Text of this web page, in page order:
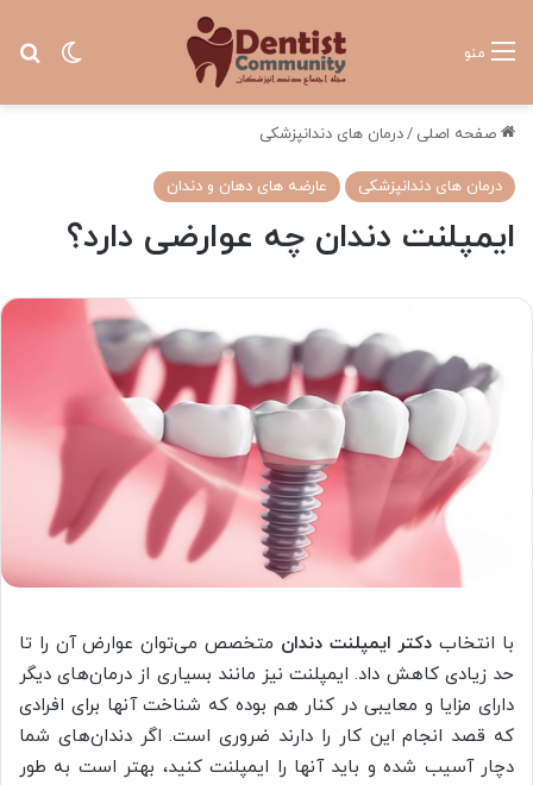
تغییر منو
صفحه اصلی /درمان های دندانپزشکی
درمان های دندانپزشکی عارضه های دهان و دندان
ایمپلنت دندان چه عوارضی دارد؟
با انتخاب دکتر ایمپلنت دندان متخصص می‌توان عوارض آن را تا
حد زیادی کاهش داد. ایمپلنت نیز مانند بسیاری از درمان‌های دیگر
دارای مزایا و معایبی در کنار هم بوده که شناخت آنها برای افرادی
که قصد انجام این کار را دارند ضروری است. اگر دندان‌های شما
دچار آسیب شده و باید آنها را ایمپلنت کنید، بهتر است به‌ طور